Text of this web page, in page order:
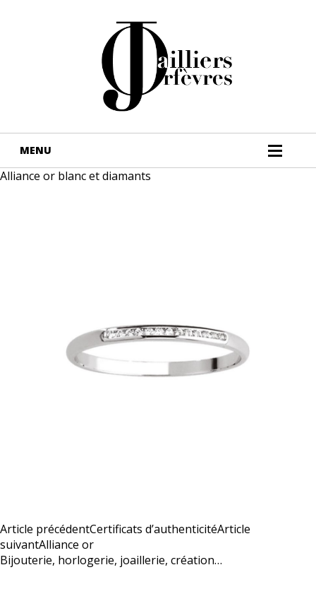
Alliance or blanc et diamants
Article précédentCertificats d’authenticitéArticle
suivantAlliance or
Bijouterie, horlogerie, joaillerie, création…